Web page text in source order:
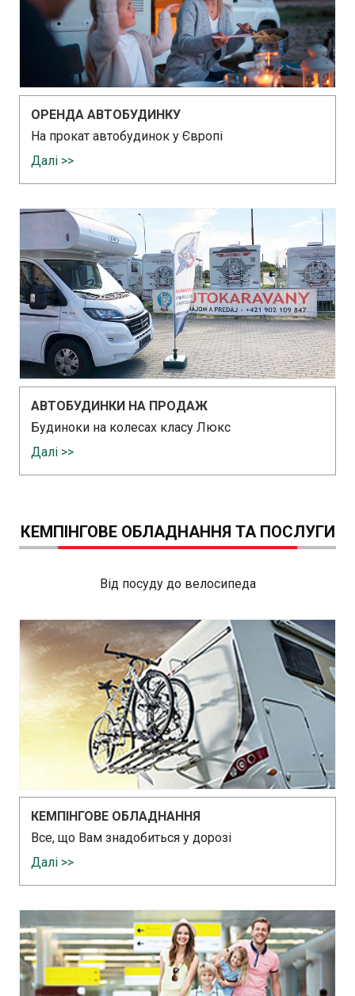
ОРЕНДА АВТОБУДИНКУ
На прокат автобудинок у Європі
Далі >>
АВТОБУДИНКИ НА ПРОДАЖ
Будиноки на колесах класу Люкс
Далі >>
КЕМПІНГОВЕ ОБЛАДНАННЯ ТА ПОСЛУГИ
Від посуду до велосипеда
КЕМПІНГОВЕ ОБЛАДНАННЯ
Все, що Вам знадобиться у дорозі
Далі >>